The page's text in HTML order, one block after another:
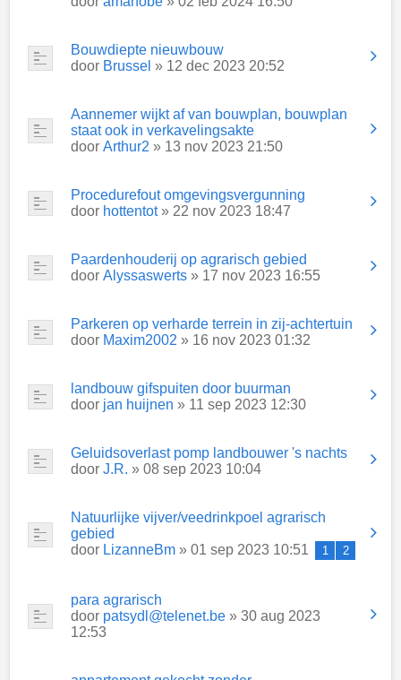
Bouwdiepte nieuwbouw
door Brussel » 12 dec 2023 20:52
Aannemer wijkt af van bouwplan, bouwplan
staat ook in verkavelingsakte
door Arthur2 » 13 nov 2023 21:50
Procedurefout omgevingsvergunning
door hottentot» 22 nov 2023 18:47
Paardenhouderij op agrarisch gebied
door Alyssaswerts » 17 nov 2023 16:55
Parkeren op verharde terrein in zij-achtertuin
door Maxim2002 » 16 nov 2023 01:32
landbouw gifspuiten door buurman
door jan huijnen » 11 sep 2023 12:30
Geluidsoverlast pomp landbouwer 's nachts
door J.R. » 08 sep 2023 10:04
Natuurlijke vijver/veedrinkpoel agrarisch
gebied
door LizanneBm » 01 sep 2023 10:51 1 2
para agrarisch
door patsydl@telenet.be » 30 aug 2023
12:53